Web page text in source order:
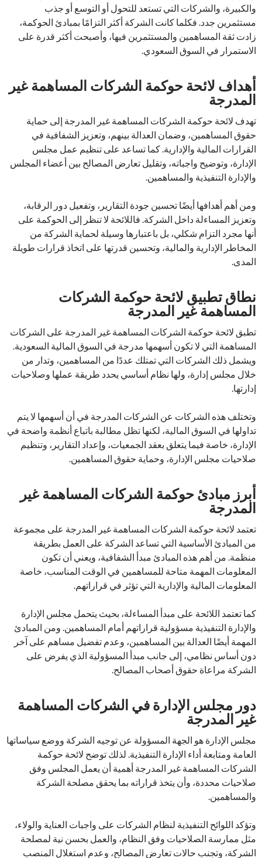
والكبيرة، والشركات التي تستعد للتحول أو التوسع أو جذب
مستثمرين جدد. فكلما كانت الشركة أكثر التزامًا بمبادئ الحوكمة،
زادت ثقة المساهمين والمستثمرين فيها، وأصبحت أكثر قدرة على
الاستمرار في السوق السعودي.
أهداف لائحة حوكمة الشركات المساهمة غير
المدرجة
تهدف لائحة حوكمة الشركات المساهمة غير المدرجة إلى حماية
حقوق المساهمين، وضمان العدالة بينهم، وتعزيز الشفافية في
القرارات المالية والإدارية. كما تساعد على تنظيم عمل مجلس
الإدارة، وتوضيح واجباته، وتقليل تعارض المصالح بين أعضاء المجلس
والإدارة التنفيذية والمساهمين.
ومن أهم أهدافها أيضًا تحسين جودة التقارير، وتفعيل دور الرقابة،
وتعزيز المساءلة داخل الشركة. فاللائحة لا تنظر إلى الحوكمة على
أنها مجرد التزام شكلي، بل باعتبارها وسيلة لحماية الشركة من
المخاطر الإدارية والمالية، وتحسين قدرتها على اتخاذ قرارات طويلة
المدى.
نطاق تطبيق لائحة حوكمة الشركات
المساهمة غير المدرجة
تطبق لائحة حوكمة الشركات المساهمة غير المدرجة على الشركات
المساهمة التي لا تكون أسهمها مدرجة في السوق المالية السعودية.
ويشمل ذلك الشركات التي تمتلك عددًا من المساهمين، وتدار من
خلال مجلس إدارة، ولها نظام أساسي يحدد طريقة عملها وصلاحيات
إدارتها.
وتختلف هذه الشركات عن الشركات المدرجة في أن أسهمها لا يتم
تداولها في السوق المالية، لكنها تظل مطالبة باتباع أنظمة واضحة في
الإدارة، خاصة فيما يتعلق بعقد الجمعيات، وإعداد التقارير، وتنظيم
صلاحيات مجلس الإدارة، وحماية حقوق المساهمين.
أبرز مبادئ حوكمة الشركات المساهمة غير
المدرجة
تعتمد لائحة حوكمة الشركات المساهمة غير المدرجة على مجموعة
من المبادئ الأساسية التي تساعد الشركة على العمل بطريقة
منظمة. من أهم هذه المبادئ مبدأ الشفافية، ويعني أن تكون
المعلومات المهمة متاحة للمساهمين في الوقت المناسب، خاصة
المعلومات المالية والإدارية التي تؤثر في قراراتهم.
كما تعتمد اللائحة على مبدأ المساءلة، بحيث يتحمل مجلس الإدارة
والإدارة التنفيذية مسؤولية قراراتهم أمام المساهمين. ومن المبادئ
المهمة أيضًا العدالة بين المساهمين، وعدم تفضيل مساهم على آخر
دون أساس نظامي، إلى جانب مبدأ المسؤولية الذي يفرض على
الشركة مراعاة حقوق أصحاب المصالح.
دور مجلس الإدارة في الشركات المساهمة
غير المدرجة
مجلس الإدارة هو الجهة المسؤولة عن توجيه الشركة ووضع سياساتها
العامة ومتابعة أداء الإدارة التنفيذية. لذلك توضح لائحة حوكمة
الشركات المساهمة غير المدرجة أهمية أن يعمل المجلس وفق
صلاحيات محددة، وأن يتخذ قراراته بما يحقق مصلحة الشركة
والمساهمين.
وتؤكد اللوائح التنفيذية لنظام الشركات على واجبات العناية والولاء،
مثل ممارسة الصلاحيات وفق النظام، والعمل بحسن نية لمصلحة
الشركة، وتجنب حالات تعارض المصالح، وعدم استغلال المنصب